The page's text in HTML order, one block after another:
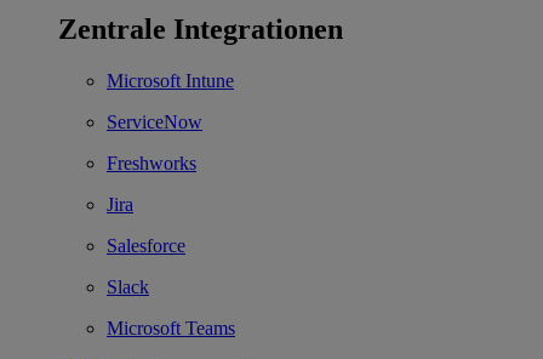
Zentrale Integrationen
Microsoft Intune
ServiceNow
Freshworks
Jira
Salesforce
Slack
Microsoft Teams